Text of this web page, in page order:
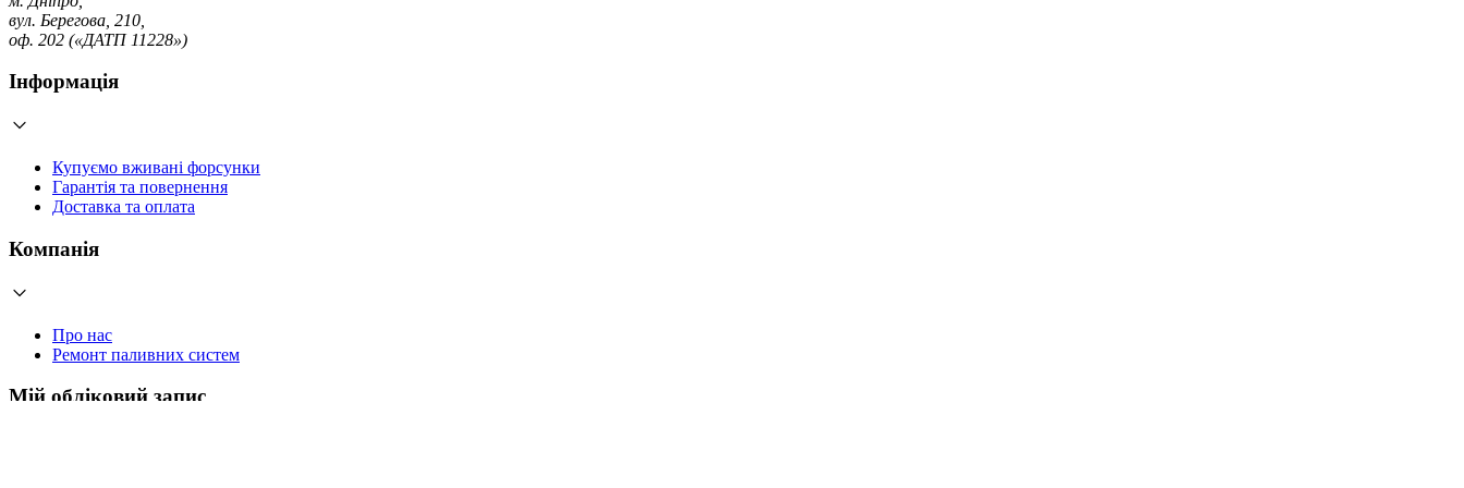
вул. Берегова, 210,
оф. 202 («ДАТП 11228»)
Інформація
Купуємо вживані форсунки
Гарантія та повернення
Доставка та оплата
Компанія
Про нас
Ремонт паливних систем
Мій обліковий запис